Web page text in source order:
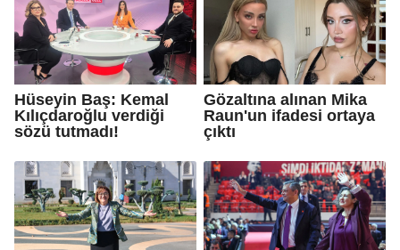
Hüseyin Baş: Kemal
Kılıçdaroğlu verdiği
sözü tutmadı!
Gözaltına alınan Mika
Raun'un ifadesi ortaya
çıktı